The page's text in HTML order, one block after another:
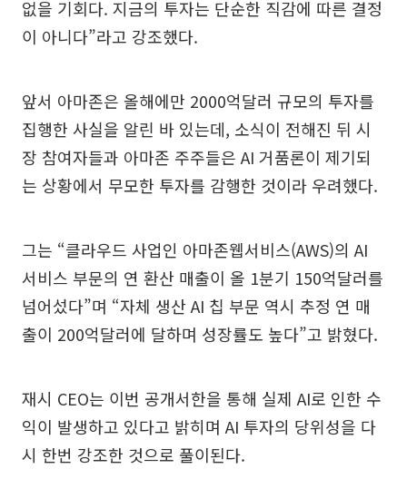
없을 기회다. 지금의 투자는 단순한 직감에 따른 결정
이 아니다”라고 강조했다.
앞서 아마존은 올해에만 2000억달러 규모의 투자를
집행한 사실을 알린 바 있는데, 소식이 전해진 뒤 시
장 참여자들과 아마존 주주들은 AI 거품론이 제기되
는 상황에서 무모한 투자를 감행한 것이라 우려했다.
그는 “클라우드 사업인 아마존웹서비스(AWS)의 AI
서비스 부문의 연 환산 매출이 올 1분기 150억달러를
넘어섰다”며 “자체 생산 AI 칩 부문 역시 추정 연 매
출이 200억달러에 달하며 성장률도 높다”고 밝혔다.
재시 CEO는 이번 공개서한을 통해 실제 AI로 인한 수
익이 발생하고 있다고 밝히며 AI 투자의 당위성을 다
시 한번 강조한 것으로 풀이된다.